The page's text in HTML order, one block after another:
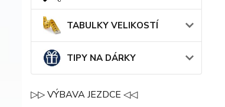
TABULKY VELIKOSTÍ
TIPY NA DÁRKY
▷▷ VÝBAVA JEZDCE ◁◁